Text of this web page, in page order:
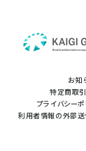
お知
特定商取
プライバシーポ
利用者情報の外部送